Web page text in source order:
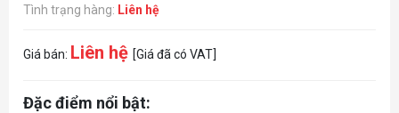
Tình trạng hàng: Liên hệ
Giá bán: Liên hệ [Giá đã có VAT]
Đặc điểm nổi bật: